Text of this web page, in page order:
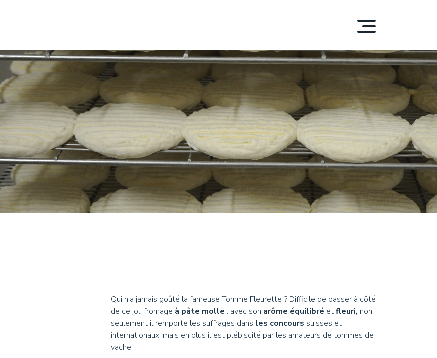
SOUTIEN AUX
ENTREPRISES
Nos prestations
Réseau économique
Contexte économique
Recherche de locaux et terrains
Bourse d'emploi
PAYS-D'ENHAUT
PRODUITS
AUTHENTIQUES
La marque PEPA
Produits laitiers
Produits carnés
Légumes et condiments
Qui n’a jamais goûté la fameuse Tomme Fleurette ? Difficile de passer à côté
de ce joli fromage à pâte molle : avec son arôme équilibré etfleuri, non
seulement il remporte les suffrages dans les concours suisses et
internationaux, mais en plus il est plébiscité par les amateurs de tommes de
vache.